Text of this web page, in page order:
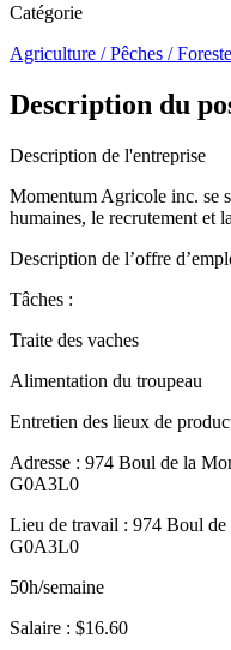
Catégorie
Agriculture / Pêches /
Description du
Description de l'entreprise
Momentum Agricole inc. se
humaines, le recrutement et
Description de l’offre
Tâches :
Traite des vaches
Alimentation du troupeau
Entretien des lieux de
Adresse : 974 Boul de la
G0A3L0
Lieu de travail : 974 Boul de
G0A3L0
50h/semaine
Salaire : $16.60